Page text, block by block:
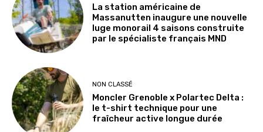
La station américaine de
Massanutten inaugure une nouvelle
luge monorail 4 saisons construite
par le spécialiste français MND
NON CLASSÉ
Moncler Grenoble x Polartec Delta :
le t-shirt technique pour une
fraîcheur active longue durée